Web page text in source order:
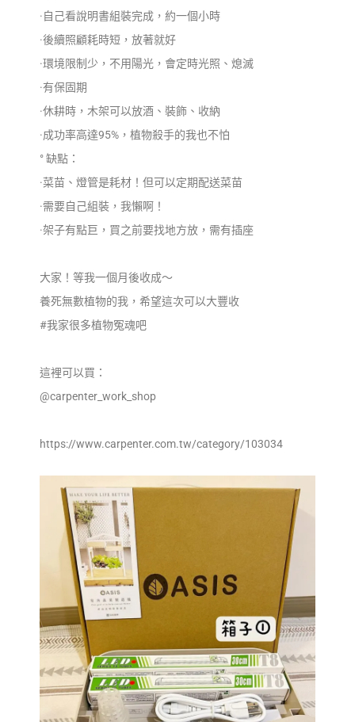
·自己看說明書組裝完成，約一個小時
·後續照顧耗時短，放著就好
·環境限制少，不用陽光，會定時光照、熄滅
·有保固期
·休耕時，木架可以放酒、裝飾、收納
·成功率高達95%，植物殺手的我也不怕
° 缺點：
·菜苗、燈管是耗材！但可以定期配送菜苗
·需要自己組裝，我懶啊！
·架子有點巨，買之前要找地方放，需有插座
大家！等我一個月後收成～
養死無數植物的我，希望這次可以大豐收
#我家很多植物冤魂吧
這裡可以買：
@carpenter_work_shop
https://www.carpenter.com.tw/category/103034